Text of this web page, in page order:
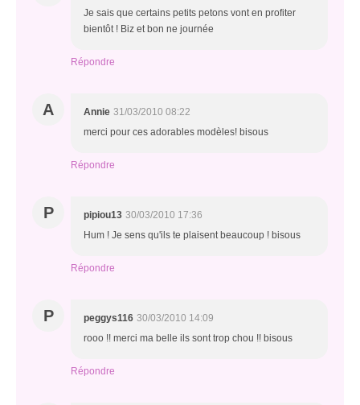
Je sais que certains petits petons vont en profiter
bientôt ! Biz et bon ne journée
Répondre
A Annie 31/03/2010 08:22
merci pour ces adorables modèles! bisous
Répondre
P pipiou13 30/03/2010 17:36
Hum ! Je sens qu'ils te plaisent beaucoup ! bisous
Répondre
P peggys116 30/03/2010 14:09
rooo !! merci ma belle ils sont trop chou !! bisous
Répondre